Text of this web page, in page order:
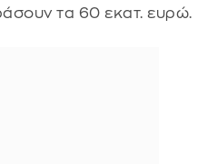
τα 60 εκατ. ευρώ.